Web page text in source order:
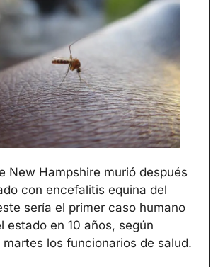
New Hampshire murió después
con encefalitis equina del
sería el primer caso humano
estado en 10 años, según